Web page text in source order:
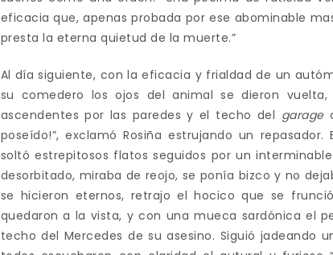
eficacia que, apenas probada por ese abominable
presta la eterna quietud de la muerte.”
Al día siguiente, con la eficacia y frialdad de un
su comedero los ojos del animal se dieron
ascendentes por las paredes y el techo del garage
poseído!”, exclamó Rosiña estrujando un
soltó estrepitosos flatos seguidos por un
desorbitado, miraba de reojo, se ponía bizco y no
se hicieron eternos, retrajo el hocico que se
quedaron a la vista, y con una mueca sardónica el
techo del Mercedes de su asesino. Siguió jadeando